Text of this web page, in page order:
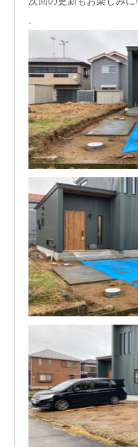
.